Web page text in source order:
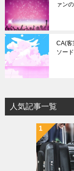
ァン
CA(客
ソード
人気記事一覧